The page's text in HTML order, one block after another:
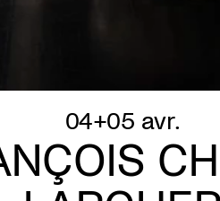
04+05 avr.